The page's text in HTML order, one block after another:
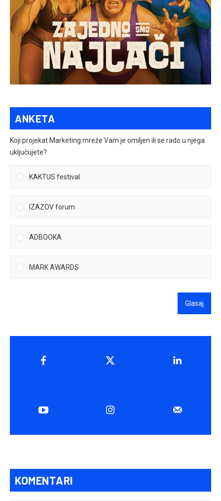
ANKETA
Koji projekat Marketing mreže Vam je omiljen ili se rado u njega
uključujete?
KAKTUS festival
IZAZOV forum
ADBOOKA
MARK AWARDS
Glasaj
KOMENTARI